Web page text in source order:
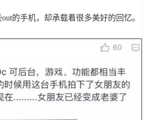
的手机，却承载着很多美好的回忆。